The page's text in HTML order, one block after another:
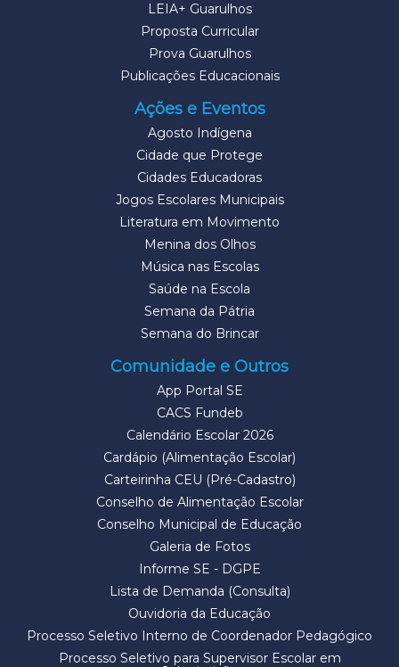
LEIA+ Guarulhos
Proposta Curricular
Prova Guarulhos
Publicações Educacionais
Ações e Eventos
Agosto Indígena
Cidade que Protege
Cidades Educadoras
Jogos Escolares Municipais
Literatura em Movimento
Menina dos Olhos
Música nas Escolas
Saúde na Escola
Semana da Pátria
Semana do Brincar
Comunidade e Outros
App Portal SE
CACS Fundeb
Calendário Escolar 2026
Cardápio (Alimentação Escolar)
Carteirinha CEU (Pré-Cadastro)
Conselho de Alimentação Escolar
Conselho Municipal de Educação
Galeria de Fotos
Informe SE - DGPE
Lista de Demanda (Consulta)
Ouvidoria da Educação
Processo Seletivo Interno de Coordenador Pedagógico
Processo Seletivo para Supervisor Escolar em